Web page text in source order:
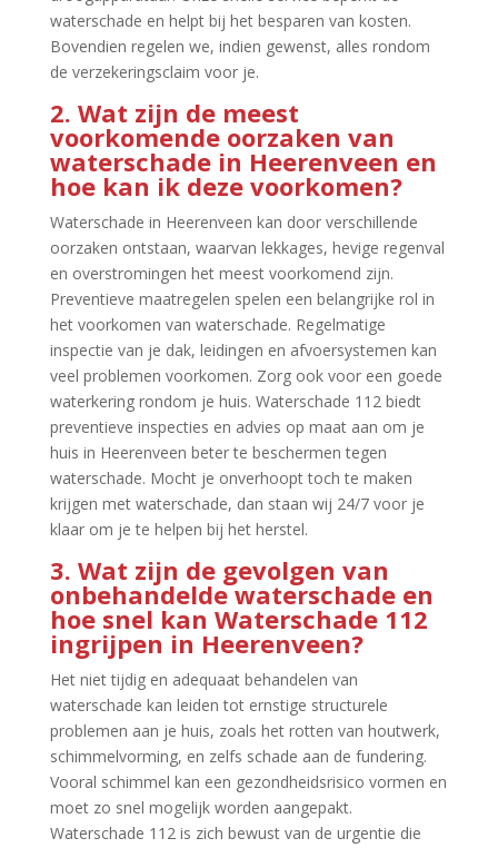
waterschade en helpt bij het besparen van kosten.​
Bovendien regelen we, indien gewenst, alles rondom
de verzekeringsclaim voor je.​
2.​ Wat zijn de meest
voorkomende oorzaken van
waterschade in Heerenveen en
hoe kan ik deze voorkomen?
Waterschade in Heerenveen kan door verschillende
oorzaken ontstaan, waarvan lekkages, hevige regenval
en overstromingen het meest voorkomend zijn.​
Preventieve maatregelen spelen een belangrijke rol in
het voorkomen van waterschade.​ Regelmatige
inspectie van je dak, leidingen en afvoersystemen kan
veel problemen voorkomen.​ Zorg ook voor een goede
waterkering rondom je huis.​ Waterschade 112 biedt
preventieve inspecties en advies op maat aan om je
huis in Heerenveen beter te beschermen tegen
waterschade.​ Mocht je onverhoopt toch te maken
krijgen met waterschade, dan staan wij 24/7 voor je
klaar om je te helpen bij het herstel.​
3.​ Wat zijn de gevolgen van
onbehandelde waterschade en
hoe snel kan Waterschade 112
ingrijpen in Heerenveen?
Het niet tijdig en adequaat behandelen van
waterschade kan leiden tot ernstige structurele
problemen aan je huis, zoals het rotten van houtwerk,
schimmelvorming, en zelfs schade aan de fundering.​
Vooral schimmel kan een gezondheidsrisico vormen en
moet zo snel mogelijk worden aangepakt.​
Waterschade 112 is zich bewust van de urgentie die